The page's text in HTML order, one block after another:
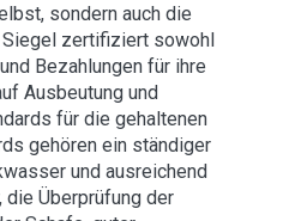
sondern auch die
zertifiziert sowohl
Bezahlungen für ihre
Ausbeutung und
für die gehaltenen
gehören ein ständiger
und ausreichend
Überprüfung der